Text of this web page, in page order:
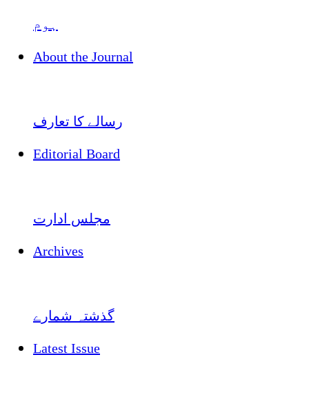
ہوم
About the Journal
رسالے کا تعارف
Editorial Board
مجلس ادارت
Archives
گذشتہ شمارے
Latest Issue